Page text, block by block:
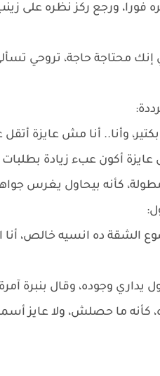
ورجع ركز نظره على زينب
إنك محتاجة حاجة، تروحي
وأنا.. أنا مش عايزة
أكون عبء زيادة بطلبات
كأنه بيحاول يغرس
الشقة ده انسيه خالص،
وجوده، وقال بنبرة
كأنه ما حصلش، ولا عايز